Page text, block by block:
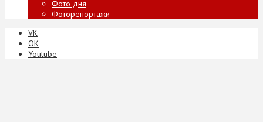
Фото дня
Фоторепортажи
VK
ОК
Youtube